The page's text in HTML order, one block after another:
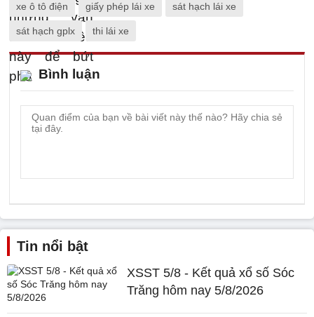
xe ô tô điện giấy phép lái xe sát hạch lái xe
sát hạch gplx thi lái xe
Bình luận
Tin nổi bật
XSST 5/8 - Kết quả xổ số Sóc
Trăng hôm nay 5/8/2026